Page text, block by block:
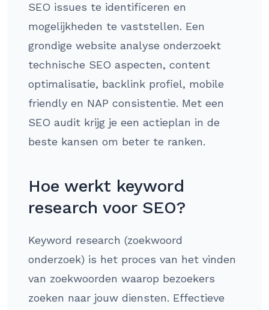
SEO issues te identificeren en
mogelijkheden te vaststellen. Een
grondige website analyse onderzoekt
technische SEO aspecten, content
optimalisatie, backlink profiel, mobile
friendly en NAP consistentie. Met een
SEO audit krijg je een actieplan in de
beste kansen om beter te ranken.
Hoe werkt keyword
research voor SEO?
Keyword research (zoekwoord
onderzoek) is het proces van het vinden
van zoekwoorden waarop bezoekers
zoeken naar jouw diensten. Effectieve